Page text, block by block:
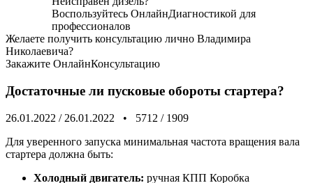
Воспользуйтесь ОнлайнДиагностикой для
профессионалов
Желаете получить консультацию лично Владимира
Николаевича?
Закажите ОнлайнКонсультацию
Достаточные ли пусковые обороты стартера?
26.01.2022 / 26.01.2022 • 5712 / 1909
Для уверенного запуска минимальная частота вращения вала
стартера должна быть:
Холодный двигатель: ручная КПП Коробка